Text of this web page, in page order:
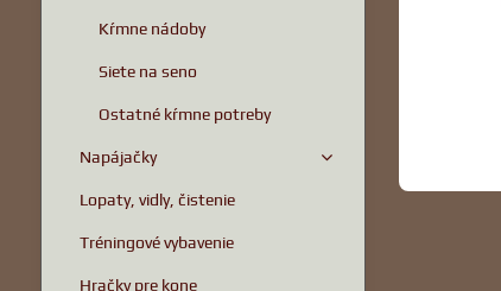
Kŕmne nádoby
Siete na seno
Ostatné kŕmne potreby
Napájačky
Lopaty, vidly, čistenie
Tréningové vybavenie
Hračky pre kone